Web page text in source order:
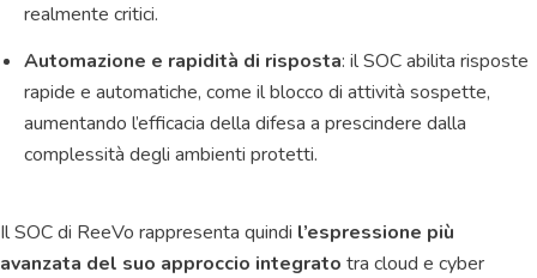
realmente critici.
Automazione e rapidità di risposta: il SOC abilita risposte
rapide e automatiche, come il blocco di attività sospette,
aumentando l’efficacia della difesa a prescindere dalla
complessità degli ambienti protetti.
Il SOC di ReeVo rappresenta quindi l’espressione più
avanzata del suo approccio integrato tra cloud e cyber